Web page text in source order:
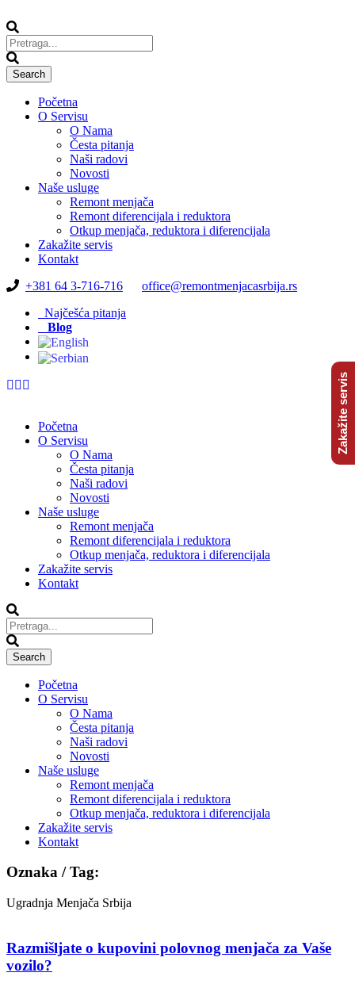
Početna
O Servisu
O Nama
Česta pitanja
Naši radovi
Novosti
Naše usluge
Remont menjača
Remont diferencijala i reduktora
Otkup menjača, reduktora i diferencijala
Zakažite servis
Kontakt
+381 64 3-716-716
office@remontmenjacasrbija.rs
Najčešća pitanja
Blog
Početna
O Servisu
O Nama
Česta pitanja
Naši radovi
Novosti
Naše usluge
Remont menjača
Remont diferencijala i reduktora
Otkup menjača, reduktora i diferencijala
Zakažite servis
Kontakt
Početna
O Servisu
O Nama
Česta pitanja
Naši radovi
Novosti
Naše usluge
Remont menjača
Remont diferencijala i reduktora
Otkup menjača, reduktora i diferencijala
Zakažite servis
Kontakt
Oznaka / Tag:
Ugradnja Menjača Srbija
Razmišljate o kupovini polovnog menjača za Vaše
vozilo?
Zakažite servis